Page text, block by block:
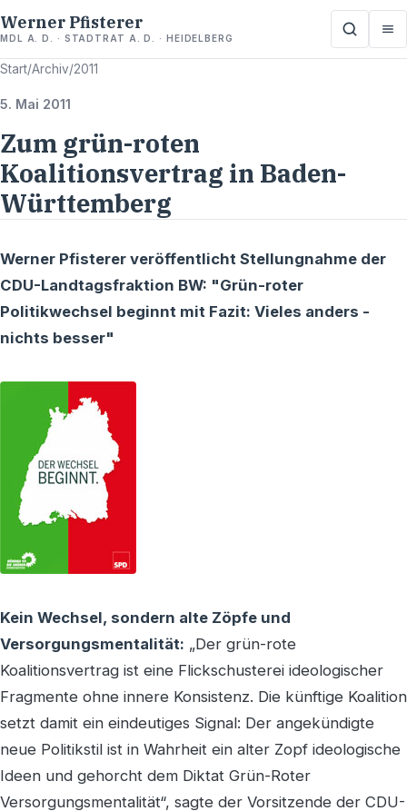
Werner Pfisterer
MDL A. D. · STADTRAT A. D. · HEIDELBERG
Start/Archiv/2011
5. Mai 2011
Zum grün-roten
Koalitionsvertrag in Baden-
Württemberg
Werner Pfisterer veröffentlicht Stellungnahme der
CDU-Landtagsfraktion BW: "Grün-roter
Politikwechsel beginnt mit Fazit: Vieles anders -
nichts besser"
Kein Wechsel, sondern alte Zöpfe und
Versorgungsmentalität: „Der grün-rote
Koalitionsvertrag ist eine Flickschusterei ideologischer
Fragmente ohne innere Konsistenz. Die künftige Koalition
setzt damit ein eindeutiges Signal: Der angekündigte
neue Politikstil ist in Wahrheit ein alter Zopf ideologische
Ideen und gehorcht dem Diktat Grün-Roter
Versorgungsmentalität“, sagte der Vorsitzende der CDU-